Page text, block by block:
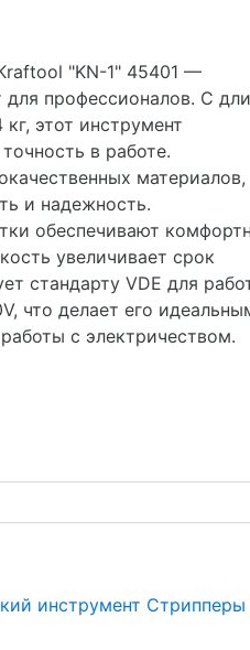
"KN-1" 45401 —
профессионалов. С
этот инструмент
в работе.
материалов,
и надежность.
обеспечивают
увеличивает срок
стандарту VDE для
что делает его
с электричеством.
инструмент Стрипперы